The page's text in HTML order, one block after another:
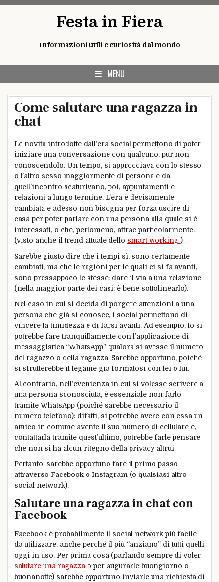
Festa in Fiera
Informazioni utili e curiosità dal mondo
MENU
Come salutare una ragazza in
chat
Le novità introdotte dall’era social permettono di poter
iniziare una conversazione con qualcuno, pur non
conoscendolo. Un tempo, si approcciava con lo stesso
o l’altro sesso maggiormente di persona e da
quell’incontro scaturivano, poi, appuntamenti e
relazioni a lungo termine. L’era è decisamente
cambiata e adesso non bisogna per forza uscire di
casa per poter parlare con una persona alla quale si è
interessati, o che, perlomeno, attrae particolarmente.
(visto anche il trend attuale dello smart working )
Sarebbe giusto dire che i tempi sì, sono certamente
cambiati, ma che le ragioni per le quali ci si fa avanti,
sono pressappoco le stesse: dare il via a una relazione
(nella maggior parte dei casi: è bene sottolinearlo).
Nel caso in cui si decida di porgere attenzioni a una
persona che già si conosce, i social permettono di
vincere la timidezza e di farsi avanti. Ad esempio, lo si
potrebbe fare tranquillamente con l’applicazione di
messaggistica “WhatsApp” qualora si avesse il numero
del ragazzo o della ragazza. Sarebbe opportuno, poiché
si sfrutterebbe il legame già formatosi con lei o lui.
Al contrario, nell’evenienza in cui si volesse scrivere a
una persona sconosciuta, è essenziale non farlo
tramite WhatsApp (poiché sarebbe necessario il
numero telefono): difatti, si potrebbe avere con essa un
amico in comune avente il suo numero di cellulare e,
contattarla tramite quest’ultimo, potrebbe farle pensare
che non si ha alcun ritegno della privacy altrui.
Pertanto, sarebbe opportuno fare il primo passo
attraverso Facebook o Instagram (o qualsiasi altro
social network).
Salutare una ragazza in chat con
Facebook
Facebook è probabilmente il social network più facile
da utilizzare, anche perché il più “anziano” di tutti quelli
oggi in uso. Per prima cosa (parlando sempre di voler
salutare una ragazza o per augurarle buongiorno o
buonanotte) sarebbe opportuno inviarle una richiesta di